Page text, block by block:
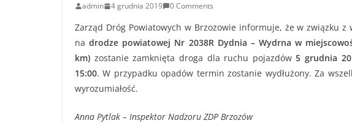
admin 4 grudnia 2019 0 Comments
Zarząd Dróg Powiatowych w Brzozowie informuje, że w związku
nadrodze powiatowej Nr 2038R Dydnia – Wydrna w
km) zostanie zamknięta droga dla ruchu pojazdów5 grudnia
15:00. W przypadku opadów termin zostanie wydłużony. Za
wyrozumiałość.
Anna Pytlak – Inspektor Nadzoru ZDP Brzozów